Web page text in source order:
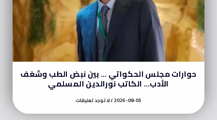
حوارات مجلس الحكواتي … بين نبض الطب وشغف
الأدب… الكاتب نورالدين المسلمي
2026-08-05 لا توجد تعليقات